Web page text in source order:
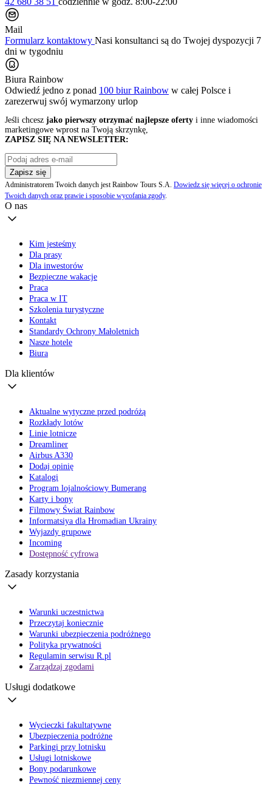
Mail
Formularz kontaktowy Nasi konsultanci są do Twojej dyspozycji 7
dni w tygodniu
Biura Rainbow
Odwiedź jedno z ponad 100 biur Rainbow w całej Polsce i
zarezerwuj swój wymarzony urlop
Jeśli chcesz jako pierwszy otrzymać najlepsze oferty i inne wiadomości
marketingowe wprost na Twoją skrzynkę,
ZAPISZ SIĘ NA NEWSLETTER:
Zapisz się
Administratorem Twoich danych jest Rainbow Tours S.A. Dowiedz się więcej o ochronie
Twoich danych oraz prawie i sposobie wycofania zgody.
O nas
Kim jesteśmy
Dla prasy
Dla inwestorów
Bezpieczne wakacje
Praca
Praca w IT
Szkolenia turystyczne
Kontakt
Standardy Ochrony Małoletnich
Nasze hotele
Biura
Dla klientów
Aktualne wytyczne przed podróżą
Rozkłady lotów
Linie lotnicze
Dreamliner
Airbus A330
Dodaj opinię
Katalogi
Program lojalnościowy Bumerang
Karty i bony
Filmowy Świat Rainbow
Informatsiya dla Hromadian Ukrainy
Wyjazdy grupowe
Incoming
Dostępność cyfrowa
Zasady korzystania
Warunki uczestnictwa
Przeczytaj koniecznie
Warunki ubezpieczenia podróżnego
Polityka prywatności
Regulamin serwisu R.pl
Zarządzaj zgodami
Usługi dodatkowe
Wycieczki fakultatywne
Ubezpieczenia podróżne
Parkingi przy lotnisku
Usługi lotniskowe
Bony podarunkowe
Pewność niezmiennej ceny